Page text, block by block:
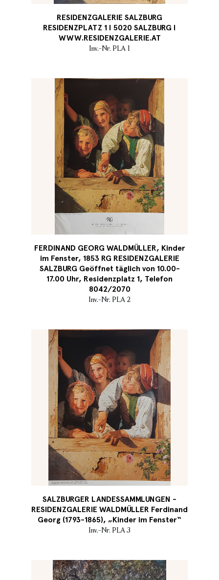
RESIDENZGALERIE SALZBURG
RESIDENZPLATZ 1 I 5020 SALZBURG I
WWW.RESIDENZGALERIE.AT
Inv.-Nr. PLA 1
FERDINAND GEORG WALDMÜLLER, Kinder
im Fenster, 1853 RG RESIDENZGALERIE
SALZBURG Geöffnet täglich von 10.00-
17.00 Uhr, Residenzplatz 1, Telefon
8042/2070
Inv.-Nr. PLA 2
SALZBURGER LANDESSAMMLUNGEN -
RESIDENZGALERIE WALDMÜLLER Ferdinand
Georg (1793-1865), „Kinder im Fenster“
Inv.-Nr. PLA 3